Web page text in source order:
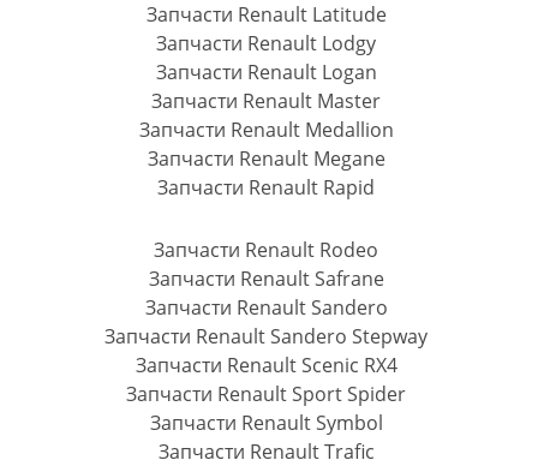
Запчасти Renault Latitude
Запчасти Renault Lodgy
Запчасти Renault Logan
Запчасти Renault Master
Запчасти Renault Medallion
Запчасти Renault Megane
Запчасти Renault Rapid
Запчасти Renault Rodeo
Запчасти Renault Safrane
Запчасти Renault Sandero
Запчасти Renault Sandero Stepway
Запчасти Renault Scenic RX4
Запчасти Renault Sport Spider
Запчасти Renault Symbol
Запчасти Renault Trafic